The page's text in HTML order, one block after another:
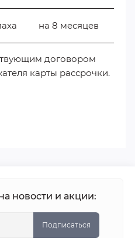
на 8 месяцев
договором
карты рассрочки.
новости и акции:
Подписаться